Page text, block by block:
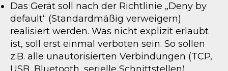
Das Gerät soll nach der Richtlinie „Deny by
default“ (Standardmäßig verweigern)
realisiert werden. Was nicht explizit erlaubt
ist, soll erst einmal verboten sein. So sollen
z.B. alle unautorisierten Verbindungen (TCP,